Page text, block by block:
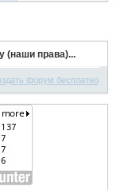
(наши права)...
форум бесплатно